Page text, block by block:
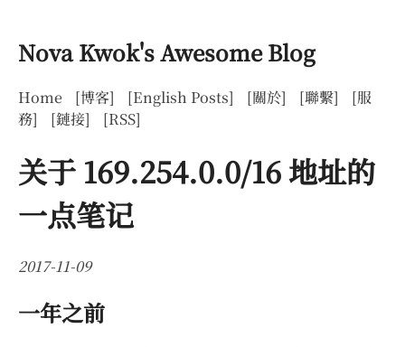
Nova Kwok's Awesome Blog
Home [博客] [English Posts] [關於] [聯繫]
[服
務]
[鏈接] [RSS]
关于 169.254.0.0/16 地址的
一点笔记
2017-11-09
一年之前